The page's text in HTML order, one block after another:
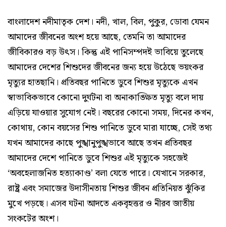
বাংলাদেশ নদীমাতৃক দেশ। নদী, খাল, বিল, পুকুর, ডোবা যেমন
আমাদের জীবনের অংশ হয়ে আছে, তেমনি তা আমাদের
জীবিকারও বড় উৎস। কিন্তু এই পানিসম্পদই ভাবিয়ে তুলেছে
আমাদের দেশের শিশুদের জীবনের জন্য হয়ে উঠেছে ভয়ংকর
মৃত্যুর হাতছানি। প্রতিবছর পানিতে ডুবে শিশুর মৃত্যুকে এখন
স্বাভাবিকভাবে কোনো দুর্ঘটনা বা অনাকাঙ্ক্ষিত মৃত্যু বলে দায়
এড়িয়ে যাওয়ার সুযোগ নেই। বছরের কোনো সময়, দিনের কখন,
কোথায়, কোন বয়সের শিশু পানিতে ডুবে মারা যাচ্ছে, সেই তথ্য
যখন আমাদের কাছে পুঙ্খানুপুঙ্খভাবে আছে তখন প্রতিবছর
আমাদের দেশে পানিতে ডুবে শিশুর এই মৃত্যুকে সহজেই
‘অবহেলাজনিত হত্যাকাণ্ড’ বলা যেতে পারে। যেখানে সরকার,
রাষ্ট্র এবং সমাজের উদাসীনতায় শিশুর জীবন প্রতিনিয়ত ঝুঁকির
মুখে পড়ছে। এসব ঘটনা আদতে একবৃহত্তর ও নীরব জাতীয়
সংকটের অংশ।